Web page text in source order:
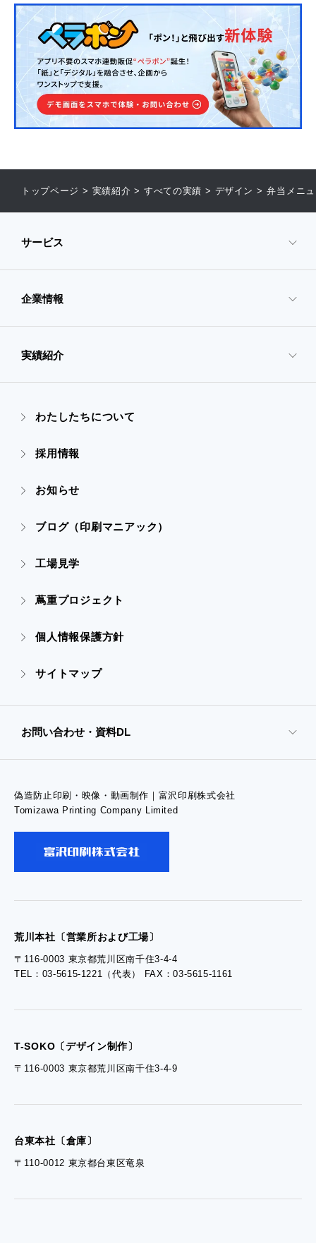
トップページ > 実績紹介 > すべての実績 > デザイン > 弁当メニ
サービス
- サービスTOP
- 映像・動画制作
- デザイン
- 販促グッズ
企業情報
- 企業情報TOP
- ごあいさつ
- 会社概要
- CSR活動
実績紹介
- 実績紹介TOP
- ぎぞらーず
- デザイン
わたしたちについて
採用情報
お知らせ
ブログ（印刷マニアック）
工場見学
蔦重プロジェクト
個人情報保護方針
サイトマップ
お問い合わせ・資料DL
- お問い合わせTOP
- お問い合わせ
- 採用お問い合わせ
偽造防止印刷・映像・動画制作｜富沢印刷株式会社
Tomizawa Printing Company Limited
荒川本社〔営業所および工場〕
〒116-0003 東京都荒川区南千住3-4-4
TEL：03-5615-1221（代表） FAX：03-5615-1161
T-SOKO〔デザイン制作〕
〒116-0003 東京都荒川区南千住3-4-9
台東本社〔倉庫〕
〒110-0012 東京都台東区竜泉